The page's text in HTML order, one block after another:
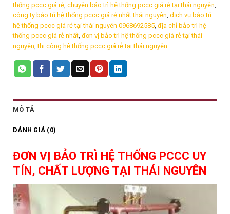
thống pccc giá rẻ chuyên bảo trì hệ thống pccc giá rẻ tại thái nguyên
công ty bảo trì hệ thống pccc giá rẻ nhất thái nguyên dịch vụ bảo trì
hệ thống pccc giá rẻ tại thái nguyên 0968692585 địa chỉ bảo trì hệ
thống pccc giá rẻ nhất đơn vị bảo trì hệ thống pccc giá rẻ tại thái
nguyên ,thi công hệ thống pccc giá rẻ tại thái nguyên
MÔ TẢ
ĐÁNH GIÁ (0)
ĐƠN VỊ BẢO TRÌ HỆ THỐNG PCCC UY
TÍN, CHẤT LƯỢNG TẠI THÁI NGUYÊN